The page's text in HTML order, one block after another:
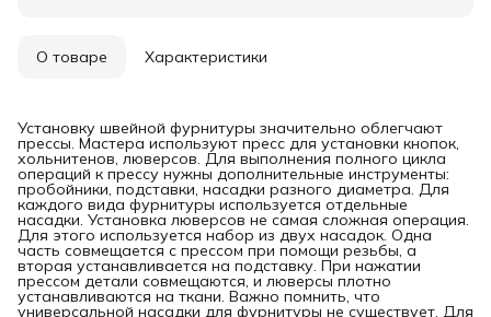
О товаре Характеристики
Установку швейной фурнитуры значительно облегчают
прессы. Мастера используют пресс для установки кнопок,
хольнитенов, люверсов. Для выполнения полного цикла
операций к прессу нужны дополнительные инструменты:
пробойники, подставки, насадки разного диаметра. Для
каждого вида фурнитуры используется отдельные
насадки. Установка люверсов не самая сложная операция.
Для этого используется набор из двух насадок. Одна
часть совмещается с прессом при помощи резьбы, а
вторая устанавливается на подставку. При нажатии
прессом детали совмещаются, и люверсы плотно
устанавливаются на ткани. Важно помнить, что
универсальной насадки для фурнитуры не существует. Для